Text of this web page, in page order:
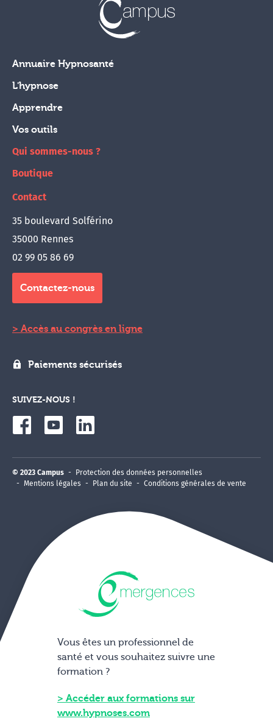
Annuaire Hypnosanté
L'hypnose
Apprendre
Vos outils
Qui sommes-nous ?
Boutique
Contact
35 boulevard Solférino
35000 Rennes
02 99 05 86 69
Contactez-nous
Accès au congrès en ligne
Paiements sécurisés
SUIVEZ-NOUS !
© 2023 Campus
Protection des données personnelles
Mentions légales
Plan du site Conditions générales de vente
Vous êtes un professionnel de
santé et vous souhaitez suivre une
formation ?
Accéder aux formations sur
www.hypnoses.com